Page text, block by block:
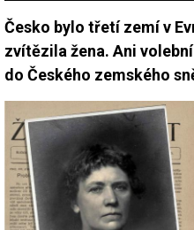
Česko bylo třetí zemí v
zvítězila žena. Ani
do Českého zemského